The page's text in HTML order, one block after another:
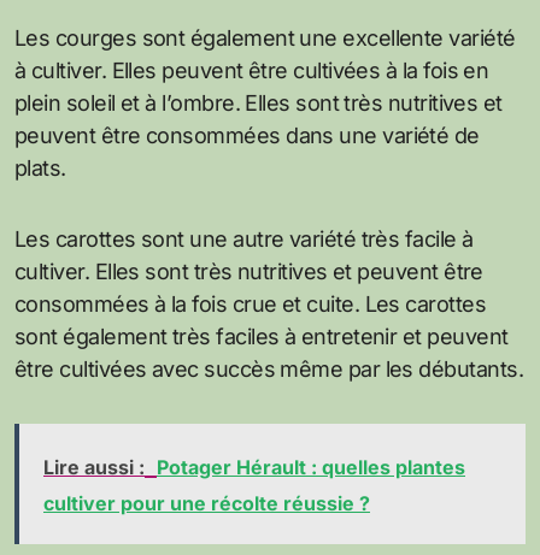
Les courges sont également une excellente variété
à cultiver. Elles peuvent être cultivées à la fois en
plein soleil et à l’ombre. Elles sont très nutritives et
peuvent être consommées dans une variété de
plats.
Les carottes sont une autre variété très facile à
cultiver. Elles sont très nutritives et peuvent être
consommées à la fois crue et cuite. Les carottes
sont également très faciles à entretenir et peuvent
être cultivées avec succès même par les débutants.
Lire aussi : Potager Hérault : quelles plantes
cultiver pour une récolte réussie ?